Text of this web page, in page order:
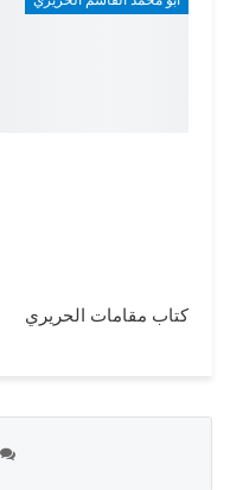
كتاب مقامات الحريري